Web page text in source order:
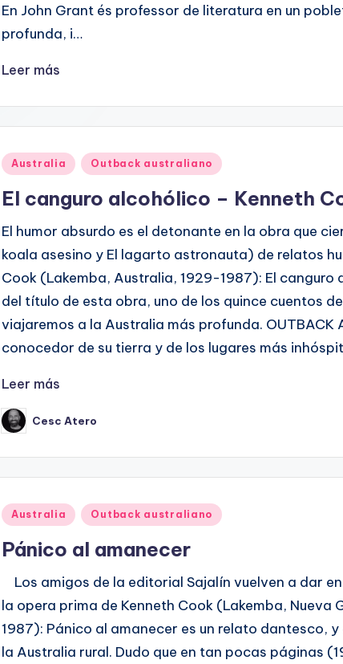
En John Grant és professor de literatura en un
profunda, i…
Leer más
Publicado
Australia Outback australiano
El canguro alcohólico – Kenneth
El humor absurdo es el detonante en la obra que
koala asesino y El lagarto astronauta) de relatos
Cook (Lakemba, Australia, 1929-1987): El canguro
del título de esta obra, uno de los quince cuentos
viajaremos a la Australia más profunda. OUTBACK
conocedor de su tierra y de los lugares más
Leer más
Publicado
por
Cesc Atero
Publicado
Australia Outback australiano
Pánico al amanecer
Los amigos de la editorial Sajalín vuelven a dar
la opera prima de Kenneth Cook (Lakemba, Nueva
1987): Pánico al amanecer es un relato dantesco,
la Australia rural. Dudo que en tan pocas páginas